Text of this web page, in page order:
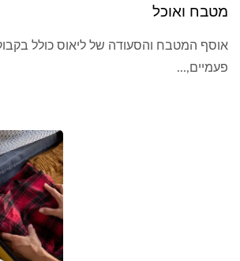
מטבח ואוכל
אוסף המטבח והסעודה של ליאוס כולל
פעמיים,...